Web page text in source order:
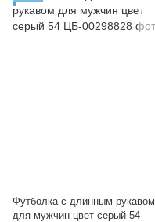
Футболка с длинным рукавом
для мужчин цвет серый 54